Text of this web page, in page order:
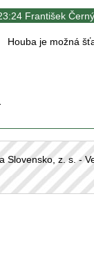
František
Houba je možná
Slovensko, z. s. -